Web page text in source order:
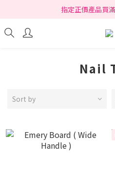
指定正價產品買
指定正價產品買
Free delivery on net purchase
Nail
Sort by